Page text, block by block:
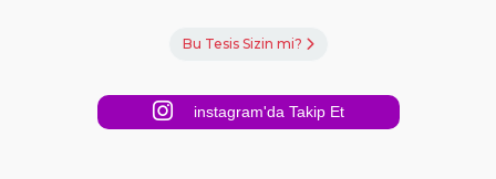
Bu Tesis Sizin mi?
instagram'da Takip Et